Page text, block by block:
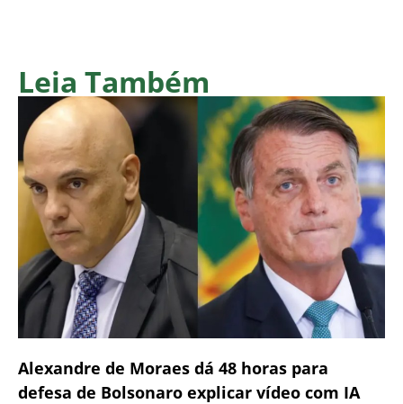
Leia Também
Alexandre de Moraes dá 48 horas para
defesa de Bolsonaro explicar vídeo com IA